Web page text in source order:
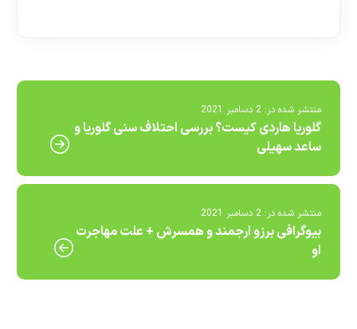
منتشر شده در: 2 دسامبر 2021
گلوریا هاردی کیست؟ بررسی احتلاف سنی گلوریا و
ساعد سهیلی
منتشر شده در: 2 دسامبر 2021
بیوگرافی برزو ارجمند و همسرش + علت مهاجرت
او